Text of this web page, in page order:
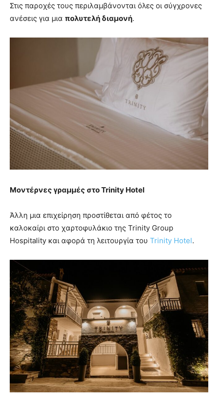
Στις παροχές τους περιλαμβάνονται όλες οι σύγχρονες
ανέσεις για μια πολυτελή διαμονή.
Μοντέρνες γραμμές στοTrinity Hotel
Άλλη μια επιχείρηση προστίθεται από φέτος το
καλοκαίρι στο χαρτοφυλάκιο της Trinity Group
Hospitality και αφορά τη λειτουργία του Trinity Hotel.